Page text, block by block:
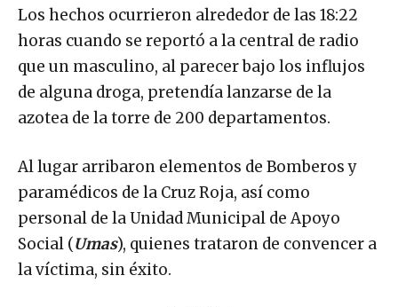
Los hechos ocurrieron alrededor de las 18:22
horas cuando se reportó a la central de radio
que un masculino, al parecer bajo los influjos
de alguna droga, pretendía lanzarse de la
azotea de la torre de 200 departamentos.
Al lugar arribaron elementos de Bomberos y
paramédicos de la Cruz Roja, así como
personal de la Unidad Municipal de Apoyo
Social (Umas), quienes trataron de convencer a
la víctima, sin éxito.